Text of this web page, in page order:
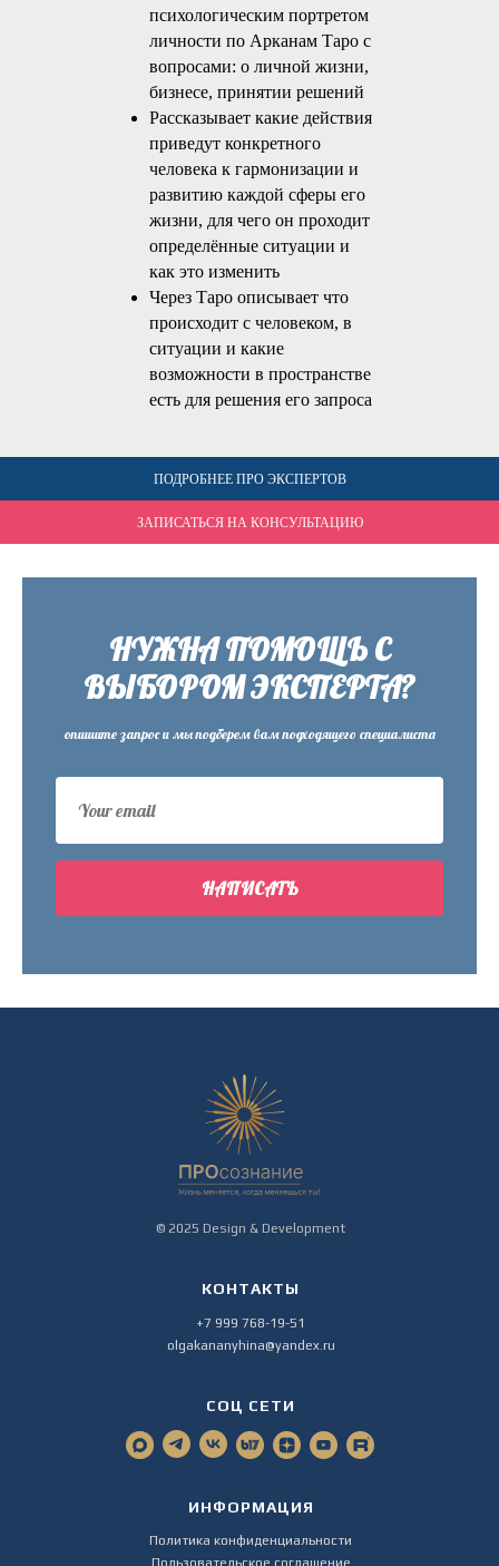
психологическим портретом
личности по Арканам Таро с
вопросами: о личной жизни,
бизнесе, принятии решений
Рассказывает какие действия
приведут конкретного
человека к гармонизации и
развитию каждой сферы его
жизни, для чего он проходит
определённые ситуации и
как это изменить
Через Таро описывает что
происходит с человеком, в
ситуации и какие
возможности в пространстве
есть для решения его запроса
ПОДРОБНЕЕ ПРО ЭКСПЕРТОВ
ЗАПИСАТЬСЯ НА КОНСУЛЬТАЦИЮ
НУЖНА ПОМОЩЬ С
ВЫБОРОМ ЭКСПЕРТА?
опишите запрос и мы подберем вам подходящего специалиста
НАПИСАТЬ
КОНТАКТЫ
olgakananyhina@yandex.ru
+7 999 768-19-51
СОЦ СЕТИ
ИНФОРМАЦИЯ
Пользовательское соглашение
Политика конфиденциальности
© 2025 Design & Development